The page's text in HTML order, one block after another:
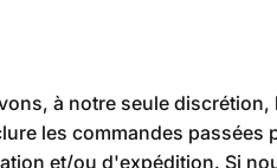
à notre seule discrétion,
les commandes passées
et/ou d'expédition. Si